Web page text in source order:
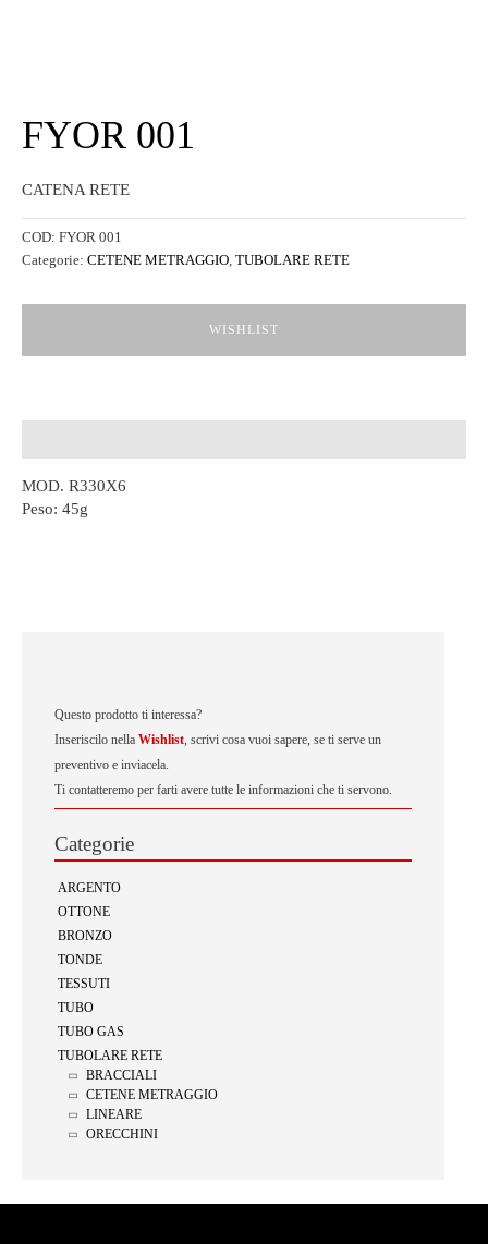
Questo prodotto ti interessa?
Inseriscilo nella Wishlist, scrivi cosa vuoi sapere, se ti serve un
preventivo e inviacela.
Ti contatteremo per farti avere tutte le informazioni che ti servono.
Categorie
ARGENTO
OTTONE
BRONZO
TONDE
TESSUTI
TUBO
TUBO GAS
TUBOLARE RETE
BRACCIALI
CETENE METRAGGIO
LINEARE
ORECCHINI
FYOR 001
CATENA RETE
COD: FYOR 001
Categorie: CETENE METRAGGIO, TUBOLARE RETE
WISHLIST
MOD. R330X6
Peso: 45g